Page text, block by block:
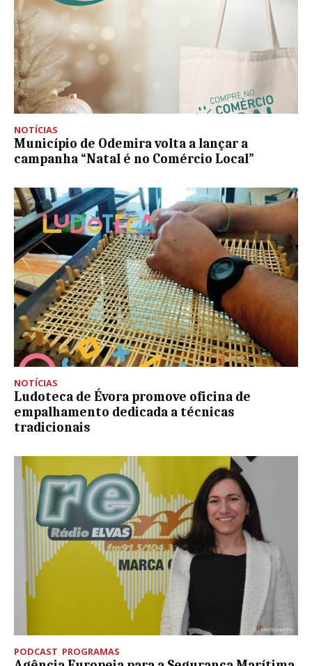
NOTÍCIAS
Município de Odemira volta a lançar a
campanha “Natal é no Comércio Local”
NOTÍCIAS
Ludoteca de Évora promove oficina de
empalhamento dedicada a técnicas
tradicionais
PODCAST PROGRAMAS